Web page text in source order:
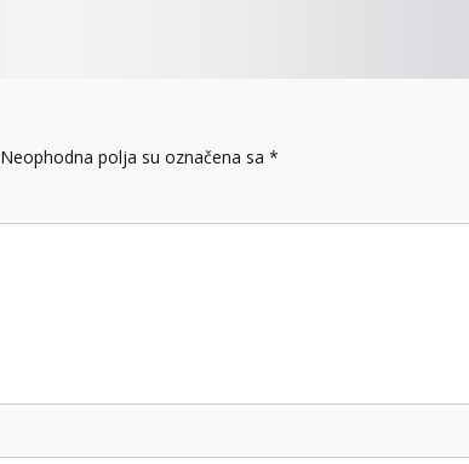
Neophodna polja su označena sa *